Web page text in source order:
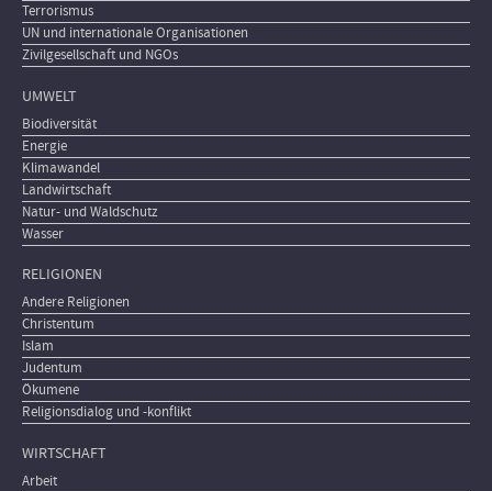
Terrorismus
UN und internationale Organisationen
Zivilgesellschaft und NGOs
UMWELT
Biodiversität
Energie
Klimawandel
Landwirtschaft
Natur- und Waldschutz
Wasser
RELIGIONEN
Andere Religionen
Christentum
Islam
Judentum
Ökumene
Religionsdialog und -konflikt
WIRTSCHAFT
Arbeit